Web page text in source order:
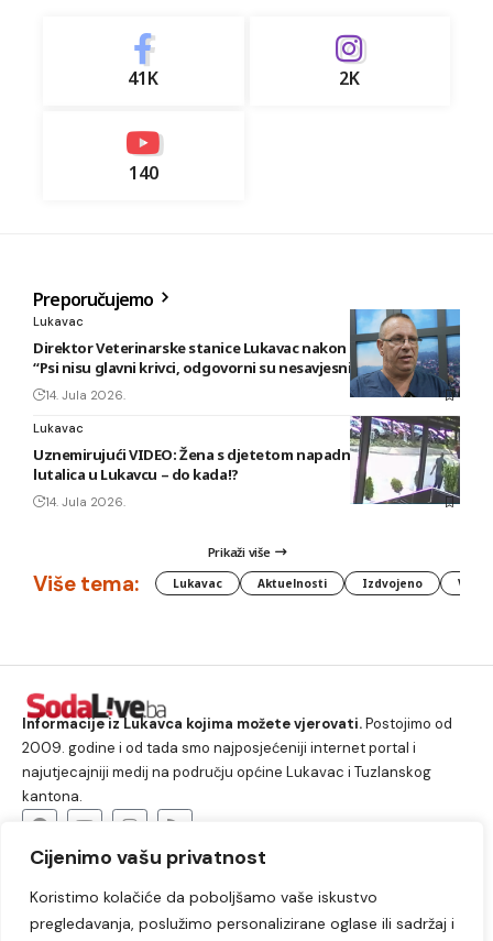
Cijenimo vašu privatnost
Koristimo kolačiće da poboljšamo vaše iskustvo
pregledavanja, poslužimo personalizirane oglase ili sadržaj i
41K 2K
140
Preporučujemo
Lukavac
Direktor Veterinarske stanice Lukavac nakon novog napada:
“Psi nisu glavni krivci, odgovorni su nesavjesni vlasnici”
14. Jula 2026.
Lukavac
Uznemirujući VIDEO: Žena s djetetom napadnuta od pasa
lutalica u Lukavcu – do kada!?
14. Jula 2026.
Prikaži više
Više tema: Lukavac Aktuelnosti Izdvojeno
Informacije iz Lukavca kojima možete vjerovati.Postojimo od
2009. godine i od tada smo najposjećeniji internet portal i
najutjecajniji medij na području općine Lukavac i Tuzlanskog
kantona.
Lukavac Društvo Crna hronika
Sport
Kultura
Kolumne Slobodno vrijeme